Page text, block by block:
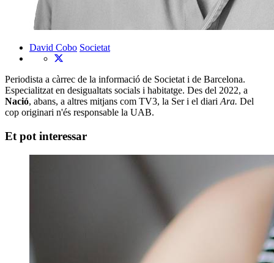
David Cobo Societat
Periodista a càrrec de la informació de Societat i de Barcelona.
Especialitzat en desigualtats socials i habitatge. Des del 2022, a
Nació, abans, a altres mitjans com TV3, la Ser i el diariAra. Del
cop originari n'és responsable la UAB.
Et pot interessar